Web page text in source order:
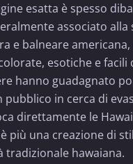
esatta è spesso
associato alla
e balneare americana,
esotiche e facili
hanno guadagnato
pubblico in cerca di
direttamente le
più una creazione di
tradizionale hawaiana.